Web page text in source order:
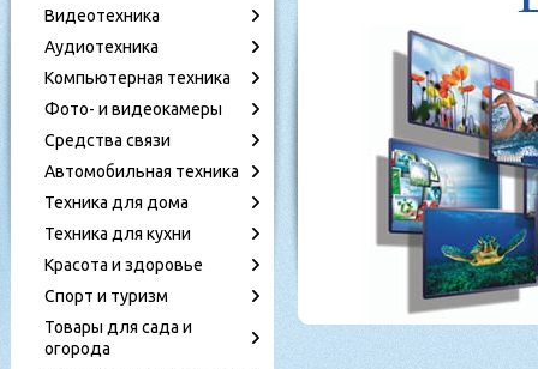
Видеотехника
Аудиотехника
Компьютерная техника
Фото- и видеокамеры
Средства связи
Автомобильная техника
Техника для дома
Техника для кухни
Красота и здоровье
Спорт и туризм
Товары для сада и
огорода